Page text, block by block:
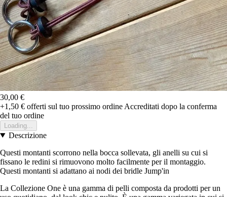
30,00 €
+1,50 € offerti sul tuo prossimo ordine Accreditati dopo la conferma
del tuo ordine
Loading...
Descrizione
Questi montanti scorrono nella bocca sollevata, gli anelli su cui si
fissano le redini si rimuovono molto facilmente per il montaggio.
Questi montanti si adattano ai nodi dei bridle Jump'in
La Collezione One è una gamma di pelli composta da prodotti per un